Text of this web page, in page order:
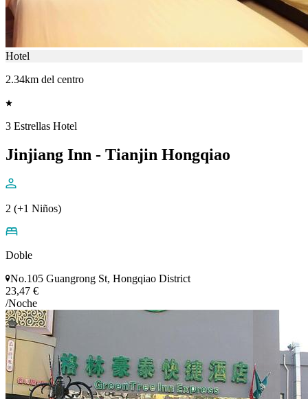
Hotel
2.34km del centro
3 Estrellas Hotel
Jinjiang Inn - Tianjin Hongqiao
2 (+1 Niños)
Doble
No.105 Guangrong St, Hongqiao District
23,47 €
/Noche